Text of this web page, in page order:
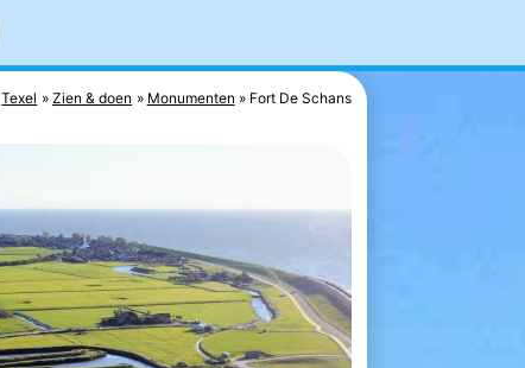
Texel Zien & doen Monumenten Fort De Schans